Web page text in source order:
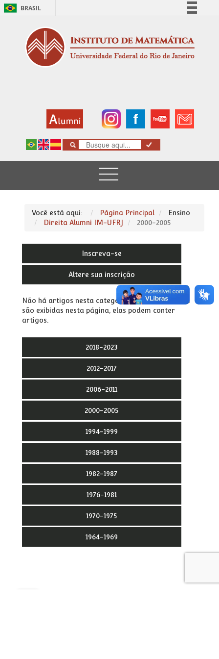
BRASIL
Comunica BR
Participe
Você está aqui: Página Principal
Ensino
Direita Alumni IM-UFRJ
2000-2005
Inscreva-se
Altere sua inscrição
Não há artigos nesta categoria. Se subcategorias
são exibidas nesta página, elas podem conter
artigos.
2018-2023
2012-2017
2006-2011
2000-2005
1994-1999
1988-1993
1982-1987
1976-1981
1970-1975
1964-1969